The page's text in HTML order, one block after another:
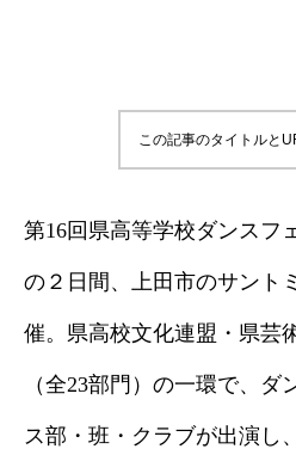
この記事のタイトルと
第16回県高等学校ダンスフ
の２日間、上田市のサント
催。県高校文化連盟・県芸
（全23部門）の一環で、ダ
ス部・班・クラブが出演し